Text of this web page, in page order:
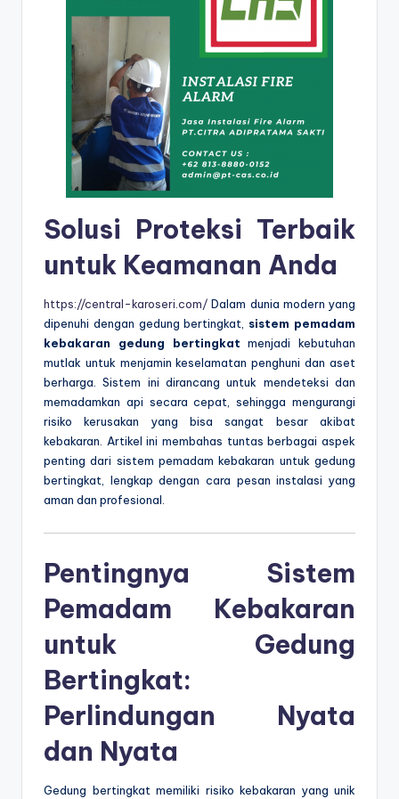
Solusi Proteksi Terbaik
untuk Keamanan Anda
https://central-karoseri.com/ Dalam dunia modern yang
dipenuhi dengan gedung bertingkat, sistem pemadam
kebakaran gedung bertingkat menjadi kebutuhan
mutlak untuk menjamin keselamatan penghuni dan aset
berharga. Sistem ini dirancang untuk mendeteksi dan
memadamkan api secara cepat, sehingga mengurangi
risiko kerusakan yang bisa sangat besar akibat
kebakaran. Artikel ini membahas tuntas berbagai aspek
penting dari sistem pemadam kebakaran untuk gedung
bertingkat, lengkap dengan cara pesan instalasi yang
aman dan profesional.
Pentingnya Sistem
Pemadam Kebakaran
untuk Gedung
Bertingkat:
Perlindungan Nyata
dan Nyata
Gedung bertingkat memiliki risiko kebakaran yang unik